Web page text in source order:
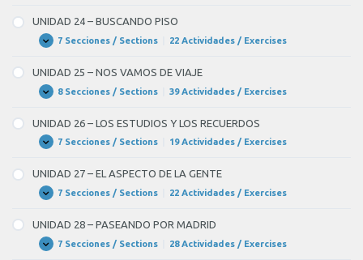
–
UNA
ENTREVISTA
DE
UNIDAD 24 – BUSCANDO PISO
Expandir
UNIDAD
–
BUSCANDO
PISO
7 Secciones / Sections 22 Actividades / Exercises
UNIDAD 25 – NOS VAMOS DE VIAJE
Expandir
UNIDAD
–
NOS
VAMOS
DE
8 Secciones / Sections 39 Actividades / Exercises
UNIDAD 26 – LOS ESTUDIOS Y LOS RECUERDOS
Expandir
UNIDAD
–
LOS
ESTUDIOS
Y
RECUERDOS
7 Secciones / Sections 19 Actividades / Exercises
UNIDAD 27 – EL ASPECTO DE LA GENTE
Expandir
UNIDAD
–
EL
ASPECTO
DE
7 Secciones / Sections 22 Actividades / Exercises
UNIDAD 28 – PASEANDO POR MADRID
Expandir
UNIDAD7 Secciones / Sections 28 Actividades / Exercises